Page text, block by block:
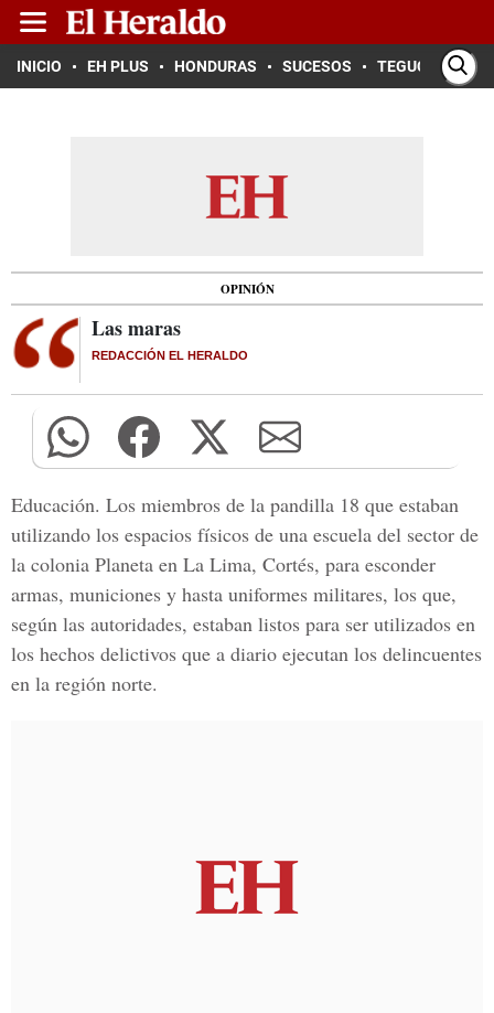
INICIO EH PLUS HONDURAS SUCESOS TEGUCIGALPA
OPINIÓN
Las maras
REDACCIÓN EL HERALDO
Educación. Los miembros de la pandilla 18 que estaban
utilizando los espacios físicos de una escuela del sector de
la colonia Planeta en La Lima, Cortés, para esconder
armas, municiones y hasta uniformes militares, los que,
según las autoridades, estaban listos para ser utilizados en
los hechos delictivos que a diario ejecutan los delincuentes
en la región norte.